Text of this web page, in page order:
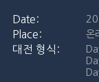
온